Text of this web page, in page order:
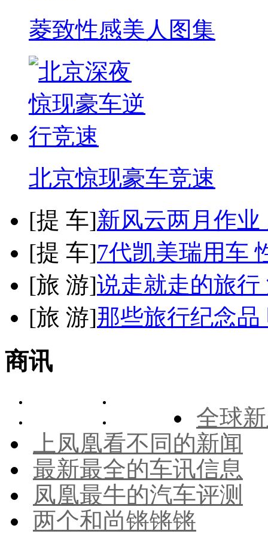
菱致性感美人图集
北京惊现豪车竞速
[提 车]新风云两月作
[提 车]7代凯美瑞用车
[旅 游]说走就走的旅
[旅 游]那些旅行纪念
商讯
全球
上凤凰看不同的新闻
最新最全的车讯信息
凤凰最牛的汽车评测
两个和尚锵锵锵